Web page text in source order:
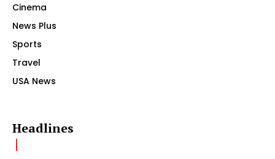
Cinema
News Plus
Sports
Travel
USA News
Headlines